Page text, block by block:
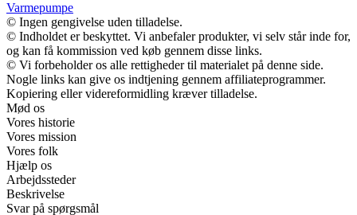
Varmepumpe
© Ingen gengivelse uden tilladelse.
© Indholdet er beskyttet. Vi anbefaler produkter, vi selv står inde for,
og kan få kommission ved køb gennem disse links.
© Vi forbeholder os alle rettigheder til materialet på denne side.
Nogle links kan give os indtjening gennem affiliateprogrammer.
Kopiering eller videreformidling kræver tilladelse.
Mød os
Vores historie
Vores mission
Vores folk
Hjælp os
Arbejdssteder
Beskrivelse
Svar på spørgsmål